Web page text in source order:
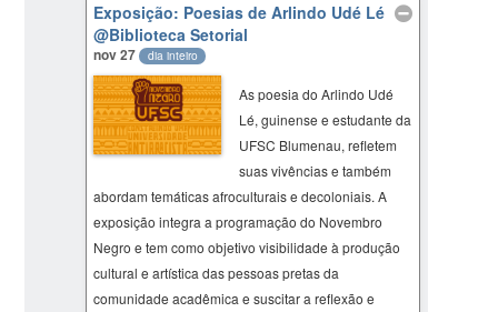
Exposição: Poesias de Arlindo Udé Lé
@Biblioteca Setorial
nov 27 dia inteiro
As poesia do Arlindo Udé
Lé, guinense e estudante da
UFSC Blumenau, refletem
suas vivências e também
abordam temáticas afroculturais e decoloniais. A
exposição integra a programação do Novembro
Negro e tem como objetivo visibilidade à produção
cultural e artística das pessoas pretas da
comunidade acadêmica e suscitar a reflexão e